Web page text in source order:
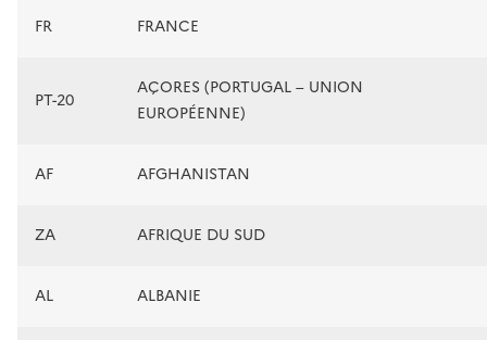
Liste des pays
FR FRANCE
PT-20
AÇORES (PORTUGAL – UNION
EUROPÉENNE)
AF AFGHANISTAN
ZA AFRIQUE DU SUD
AL ALBANIE